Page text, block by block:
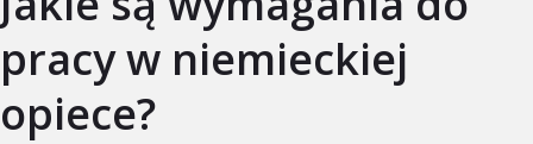
pracy w niemieckiej
opiece?